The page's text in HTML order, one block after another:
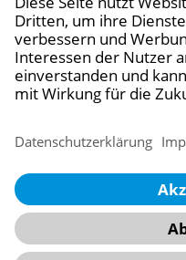
© 2026